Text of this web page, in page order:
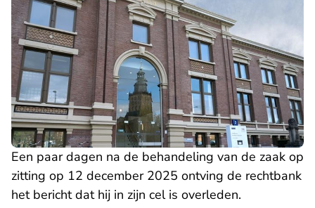
Een paar dagen na de behandeling van de zaak op
zitting op 12 december 2025 ontving de rechtbank
het bericht dat hij in zijn cel is overleden.